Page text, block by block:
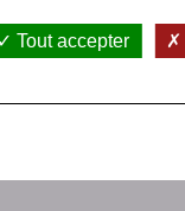
Tout accepter